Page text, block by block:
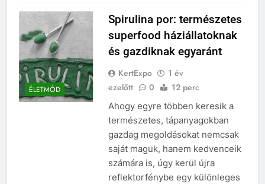
ÉLETMÓD
Spirulina por: természetes
superfood háziállatoknak
és gazdiknak egyaránt
KertExpo
1 év
ezelőtt
0 12 perc
Ahogy egyre többen keresik a
természetes, tápanyagokban
gazdag megoldásokat nemcsak
saját maguk, hanem kedvenceik
számára is, úgy kerül újra
reflektorfénybe egy különleges